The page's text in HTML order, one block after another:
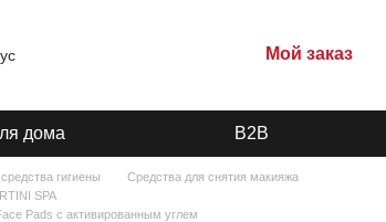
Мой заказ
дома B2B
гигиены
Средства для снятия макияжа
SPA
Pads с активированным углем